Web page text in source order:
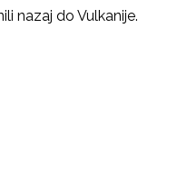
nazaj do Vulkanije.